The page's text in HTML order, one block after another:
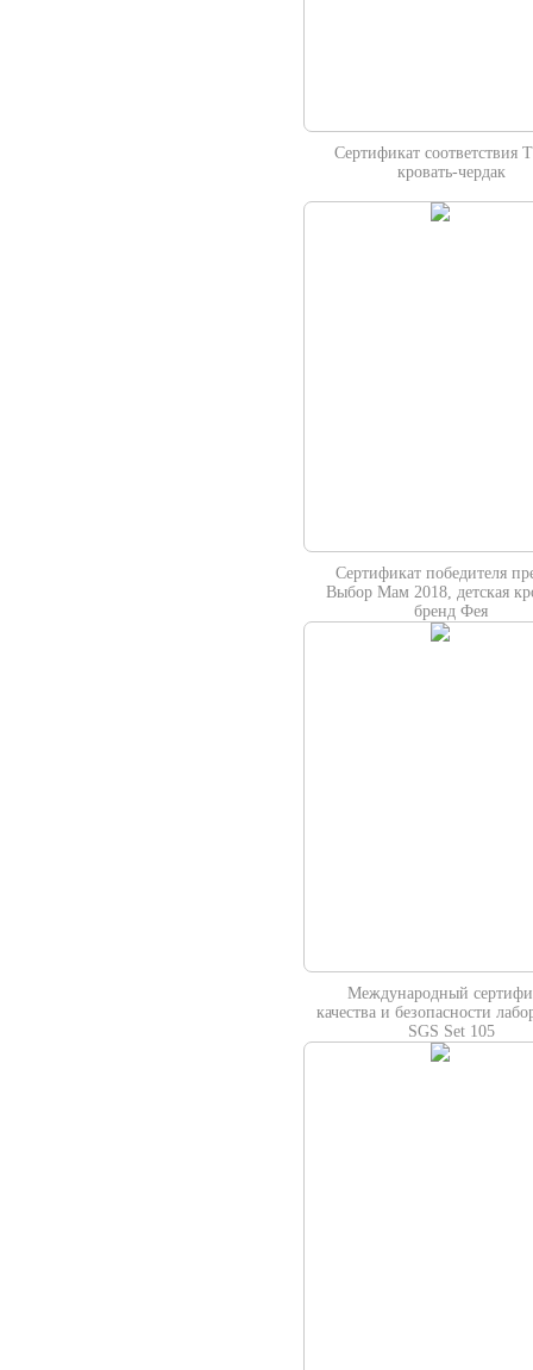
Сертификат соответствия
кровать-чердак
Сертификат победителя
Выбор Мам 2018, детская
бренд Фея
Международный
качества и безопасности
SGS Set 105